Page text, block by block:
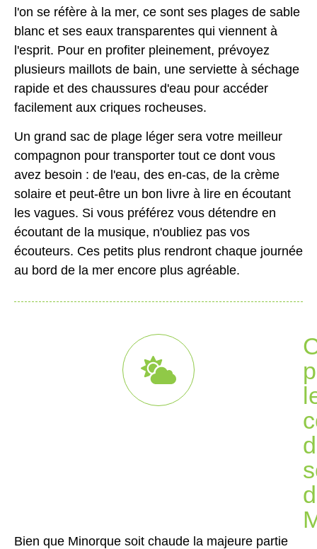
l'on se réfère à la mer, ce sont ses plages de sable
blanc et ses eaux transparentes qui viennent à
l'esprit. Pour en profiter pleinement, prévoyez
plusieurs maillots de bain, une serviette à séchage
rapide et des chaussures d'eau pour accéder
facilement aux criques rocheuses.
Un grand sac de plage léger sera votre meilleur
compagnon pour transporter tout ce dont vous
avez besoin : de l'eau, des en-cas, de la crème
solaire et peut-être un bon livre à lire en écoutant
les vagues. Si vous préférez vous détendre en
écoutant de la musique, n'oubliez pas vos
écouteurs. Ces petits plus rendront chaque journée
au bord de la mer encore plus agréable.
Bien que Minorque soit chaude la majeure partie